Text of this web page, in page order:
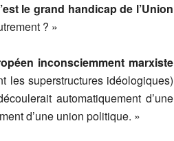
le grand handicap de l’Union
? »
inconsciemment marxiste
les superstructures idéologiques)
automatiquement d’une
d’une union politique. »